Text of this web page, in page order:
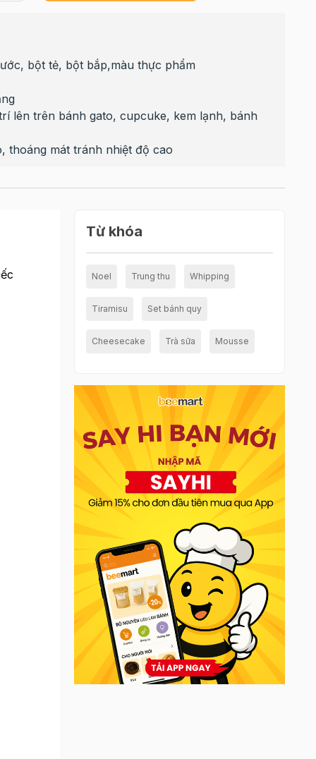
bột tẻ, bột bắp,màu thực phẩm
lên trên bánh gato, cupcuke, kem lạnh, bánh
thoáng mát tránh nhiệt độ cao
Từ khóa
Noel Trung thu Whipping
Tiramisu Set bánh quy
Cheesecake Trà sữa Mousse